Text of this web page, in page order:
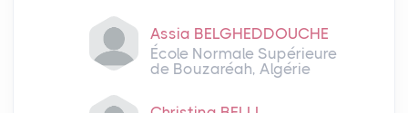
Assia BELGHEDDOUCHE
École Normale Supérieure
de Bouzaréah, Algérie